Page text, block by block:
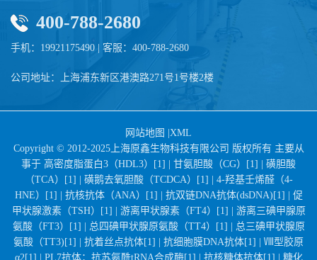
400-788-2680
手机：19921175490 | 客服：400-788-2680
公司地址：上海浦东新区港澳路271号1号楼2楼
网站地图 XML
Copyright © 2012-2025上海原鑫生物科技有限公司 版权所有 主要从
事于 高密度脂蛋白3（HDL3）[1] | 甘氨胆酸（CG）[1] | 磺胆酸
（TCA）[1] | 磺鹅去氧胆酸（TCDCA）[1] | 4-羟基壬烯醛（4-
HNE）[1] | 抗核抗体（ANA）[1] | 抗双链DNA抗体(dsDNA)[1] | 促
甲状腺激素（TSH）[1] | 游离甲状腺素（FT4）[1] | 游离三碘甲腺原
氨酸（FT3）[1] | 总四碘甲状腺原氨酸（TT4）[1] | 总三碘甲状腺原
氨酸（TT3)[1] | 抗着丝点抗体[1] | 抗细胞膜DNA抗体[1] | Ⅷ型胶原
α2[1] | PL7抗体；抗苏氨酰tRNA合成酶[1] | 抗核糖体抗体[1] | 糖化